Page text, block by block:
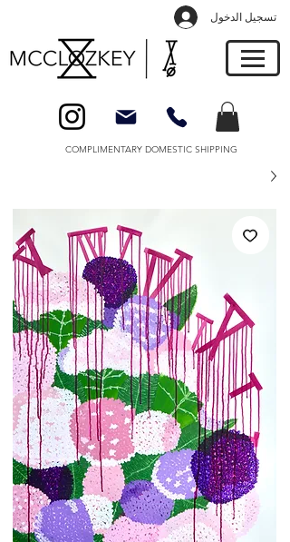
تسجيل الدخول
COMPLIMENTARY DOMESTIC SHIPPING